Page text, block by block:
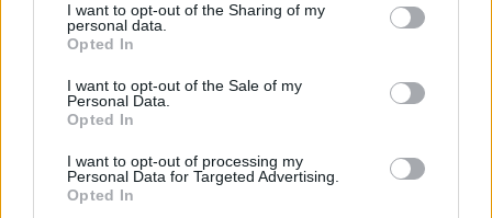
I want to opt-out of the Sharing of my
personal data.
Opted In
I want to opt-out of the Sale of my
Personal Data.
Opted In
I want to opt-out of processing my
Personal Data for Targeted Advertising.
Opted In